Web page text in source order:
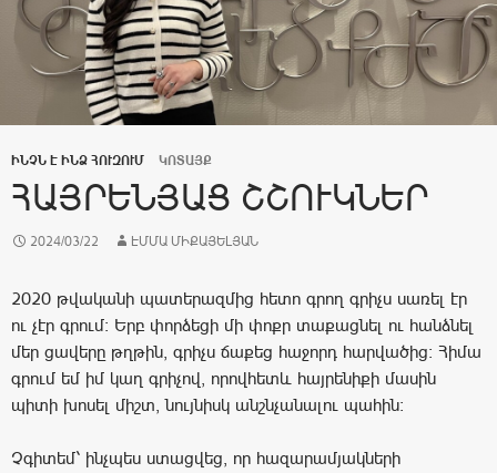
ԻՆՉՆ Է ԻՆՁ ՀՈՒԶՈՒՄ ԿՈՏԱՅՔ
ՀԱՅՐԵՆՅԱՑ ՇՇՈՒԿՆԵՐ
2024/03/22 ԷՄՄԱ ՄԻՔԱՅԵԼՅԱՆ
2020 թվականի պատերազմից հետո գրող գրիչս սառել էր
ու չէր գրում։ Երբ փորձեցի մի փոքր տաքացնել ու հանձնել
մեր ցավերը թղթին, գրիչս ճաքեց հաջորդ հարվածից։ Հիմա
գրում եմ իմ կաղ գրիչով, որովհետև հայրենիքի մասին
պիտի խոսել միշտ, նույնիսկ անշնչանալու պահին։
Չգիտեմ՝ ինչպես ստացվեց, որ հազարամյակների